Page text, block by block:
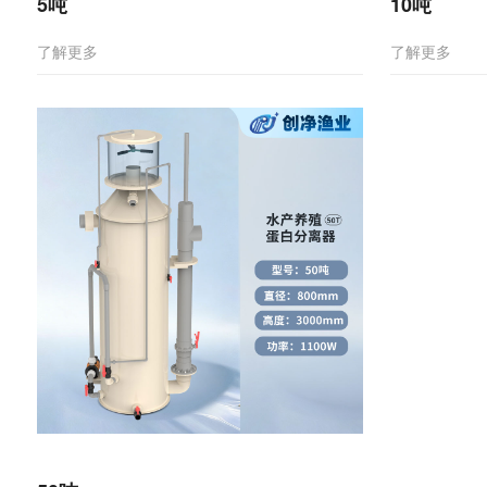
了解更多 了解更多